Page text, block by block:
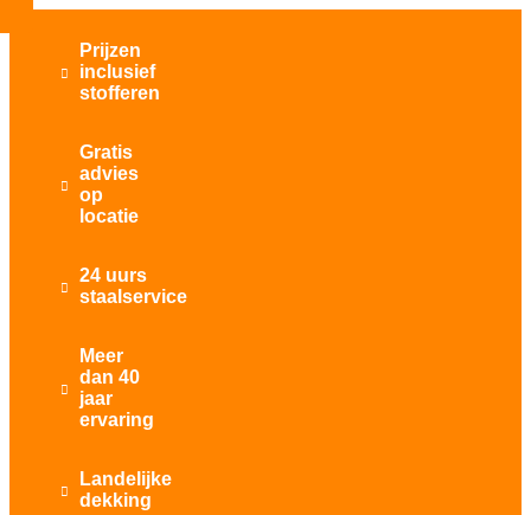

Prijzen
inclusief
stofferen

Gratis
advies
op
locatie

24 uurs
staalservice

Meer
dan 40
jaar
ervaring

Landelijke
dekking